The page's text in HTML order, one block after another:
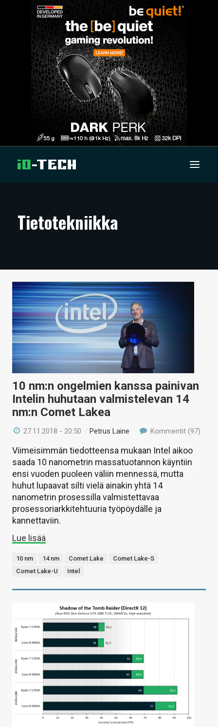
ARTIKKELIT
TECHBBS
TIETOA
HINTA.FI
KAUPPA
VAIHDA TEEMA
HAKU
Tietotekniikka
10 nm:n ongelmien kanssa painivan
Intelin huhutaan valmistelevan 14
nm:n Comet Lakea
27.11.2018 - 20:50 /Petrus Laine Kommentit (97)
Viimeisimmän tiedotteensa mukaan Intel aikoo
saada 10 nanometrin massatuotannon käyntiin
ensi vuoden puoleen väliin mennessä, mutta
huhut lupaavat silti vielä ainakin yhtä 14
nanometrin prosessilla valmistettavaa
prosessoriarkkitehtuuria työpöydälle ja
kannettaviin.
Lue lisää
10 nm 14 nm Comet Lake
Comet Lake-S
Comet Lake-U
Intel